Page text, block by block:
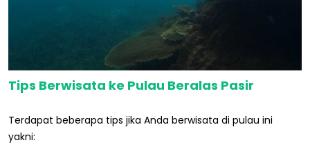
Tips Berwisata ke Pulau Beralas Pasir
Terdapat beberapa tips jika Anda berwisata di pulau ini
yakni: